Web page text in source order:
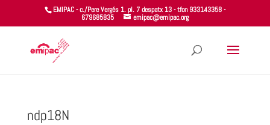
EMIPAC - c./Pere Vergés 1. pl. 7 despatx 13 - tfon 933143358 -
679685835
emipac@emipac.org
ndp18N